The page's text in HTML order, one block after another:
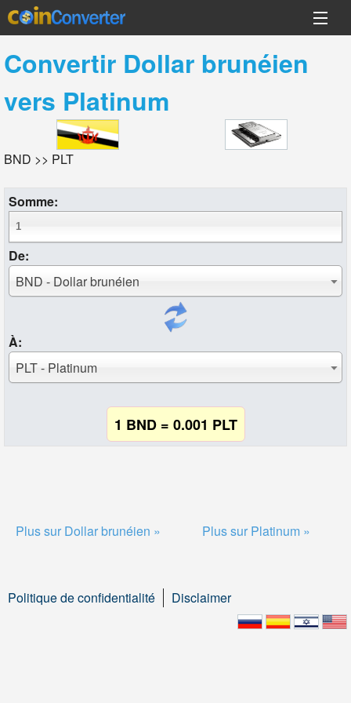
Convertir Dollar brunéien
vers Platinum
BND >> PLT
Somme:
De:
BND - Dollar brunéien
À:
PLT - Platinum
1 BND = 0.001 PLT
Plus sur Dollar brunéien » Plus sur Platinum »
Politique de confidentialité Disclaimer